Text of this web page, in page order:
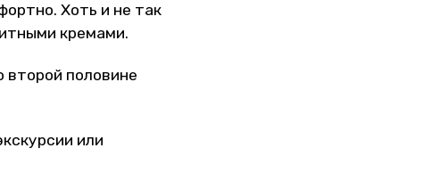
Хоть и не так
кремами.
второй половине
или